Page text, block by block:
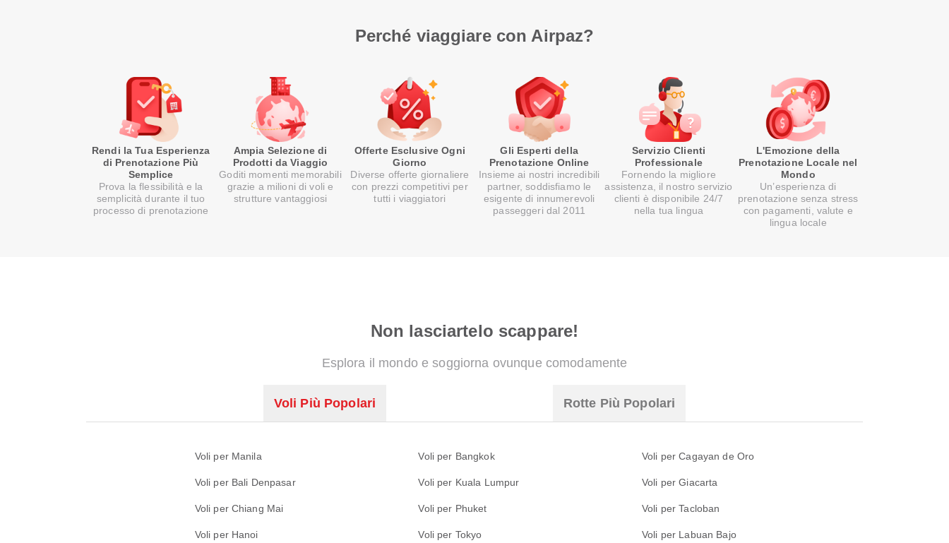
Perché viaggiare con Airpaz?
Rendi la Tua Esperienza
di Prenotazione Più
Semplice
Prova la flessibilità e la
semplicità durante il tuo
processo di prenotazione
Ampia Selezione di
Prodotti da Viaggio
Goditi momenti memorabili
grazie a milioni di voli e
strutture vantaggiosi
Offerte Esclusive Ogni
Giorno
Diverse offerte giornaliere
con prezzi competitivi per
tutti i viaggiatori
Gli Esperti della
Prenotazione Online
Insieme ai nostri incredibili
partner, soddisfiamo le
esigente di innumerevoli
passeggeri dal 2011
Servizio Clienti
Professionale
Fornendo la migliore
assistenza, il nostro servizio
clienti è disponibile 24/7
nella tua lingua
L'Emozione della
Prenotazione Locale nel
Mondo
Un’esperienza di
prenotazione senza stress
con pagamenti, valute e
lingua locale
Non lasciartelo scappare!
Esplora il mondo e soggiorna ovunque comodamente
Voli Più Popolari Rotte Più Popolari
Voli per Manila Voli per Bangkok Voli per Cagayan de Oro
Voli per Bali Denpasar Voli per Kuala Lumpur Voli per Giacarta
Voli per Chiang Mai Voli per Phuket Voli per Tacloban
Voli per Hanoi Voli per Tokyo Voli per Labuan Bajo